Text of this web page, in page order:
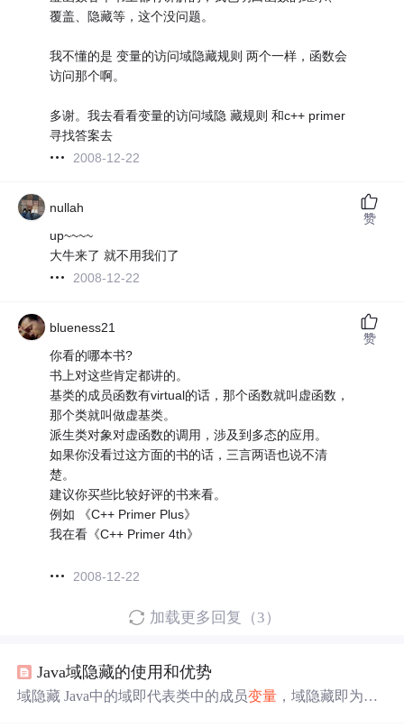
覆盖、隐藏等，这个没问题。
我不懂的是 变量的访问域隐藏规则 两个一样，函数会
访问那个啊。
多谢。我去看看变量的访问域隐 藏规则 和c++ primer
寻找答案去
2008-12-22
nullah
up~~~~
大牛来了 就不用我们了
2008-12-22
赞
blueness21
你看的哪本书?
书上对这些肯定都讲的。
基类的成员函数有virtual的话，那个函数就叫虚函数，
那个类就叫做虚基类。
派生类对象对虚函数的调用，涉及到多态的应用。
如果你没看过这方面的书的话，三言两语也说不清
楚。
建议你买些比较好评的书来看。
例如 《C++ Primer Plus》
我在看《C++ Primer 4th》
2008-12-22
赞
加载更多回复（3）
Java域隐藏的使用和优势
域隐藏 Java中的域即代表类中的成员变量 ，域隐藏即为子